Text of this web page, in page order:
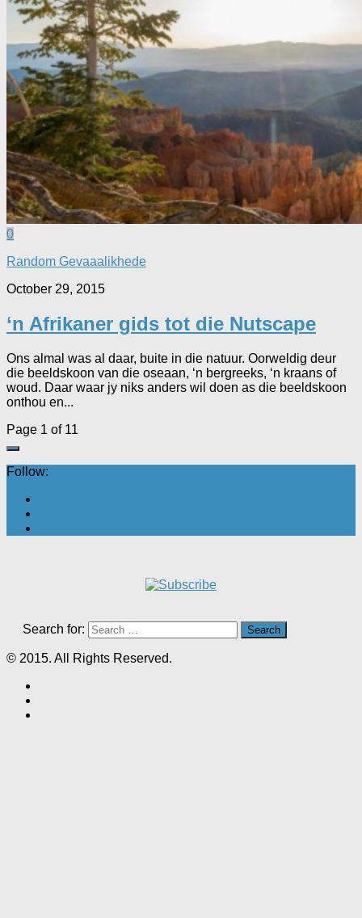
0
Random Gevaaalikhede
October 29, 2015
‘n Afrikaner gids tot die Nutscape
Ons almal was al daar, buite in die natuur. Oorweldig deur
die beeldskoon van die oseaan, ‘n bergreeks, ‘n kraans of
woud. Daar waar jy niks anders wil doen as die beeldskoon
onthou en...
Page 1 of 11
Follow:
Search for:
© 2015. All Rights Reserved.